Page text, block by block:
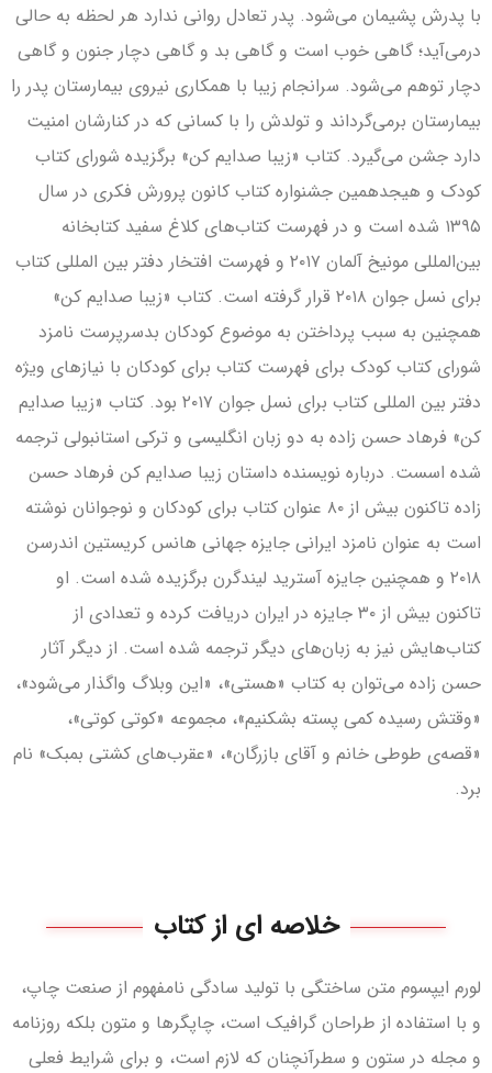
با پدرش پشیمان می‌شود. پدر تعادل روانی ندارد هر لحظه به حالی
درمی‌آید؛ گاهی خوب است و گاهی بد و گاهی دچار جنون و گاهی
دچار توهم می‌شود. سرانجام زیبا با همکاری نیروی بیمارستان پدر را
بیمارستان برمی‌گرداند و تولدش را با کسانی که در کنارشان امنیت
دارد جشن می‌گیرد. کتاب «زیبا صدایم کن» برگزیده‌ شورای کتاب
کودک و هیجدهمین جشنواره کتاب کانون پرورش فکری در سال
۱۳۹۵ شده است و در فهرست کتاب‌های کلاغ سفید کتابخانه
بین‌المللی مونیخ آلمان ۲۰۱۷ و فهرست افتخار دفتر بین المللی کتاب
برای نسل جوان ۲۰۱۸ قرار گرفته است. کتاب «زیبا صدایم کن»
همچنین به سبب پرداختن به موضوع کودکان بدسرپرست نامزد
شورای کتاب کودک برای فهرست کتاب برای کودکان با نیازهای ویژه
دفتر بین المللی کتاب برای نسل جوان ۲۰۱۷ بود. کتاب «زیبا صدایم
کن» فرهاد حسن زاده به دو زبان انگلیسی و ترکی استانبولی ترجمه
شده اسست. درباره نویسنده داستان زیبا صدایم کن فرهاد حسن
زاده تاکنون بیش از ۸۰ عنوان کتاب برای کودکان و نوجوانان نوشته
است به عنوان نامزد ایرانی جایزه جهانی هانس کریستین اندرسن
۲۰۱۸ و همچنین جایزه آسترید لیندگرن برگزیده شده است. او
تاکنون بیش از ۳۰ جایزه در ایران دریافت کرده‌ و تعدادی از
کتاب‌هایش نیز به زبان‌های دیگر ترجمه شده است. از دیگر آثار
حسن زاده می‌توان به کتاب «هستی»، «این وبلاگ واگذار می‌شود»،
«وقتش رسیده کمی پسته بشکنیم»، مجموعه «کوتی کوتی»،
«قصه‌ی طوطی خانم و آقای بازرگان»، «عقرب‌های کشتی بمبک» نام
برد.
خلاصه ای از کتاب
لورم ایپسوم متن ساختگی با تولید سادگی نامفهوم از صنعت چاپ،
و با استفاده از طراحان گرافیک است، چاپگرها و متون بلکه روزنامه
و مجله در ستون و سطرآنچنان که لازم است، و برای شرایط فعلی